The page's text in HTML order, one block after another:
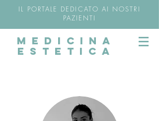
IL PORTALE DEDICATO AI NOSTRI
PAZIENTI
MEDICINA
ESTETICA